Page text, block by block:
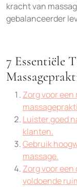
kracht van
gebalanceerder
7 Essentiële
Zorg voor
Luister goed
klanten.
Gebruik
massage.
Zorg voor
voldoende